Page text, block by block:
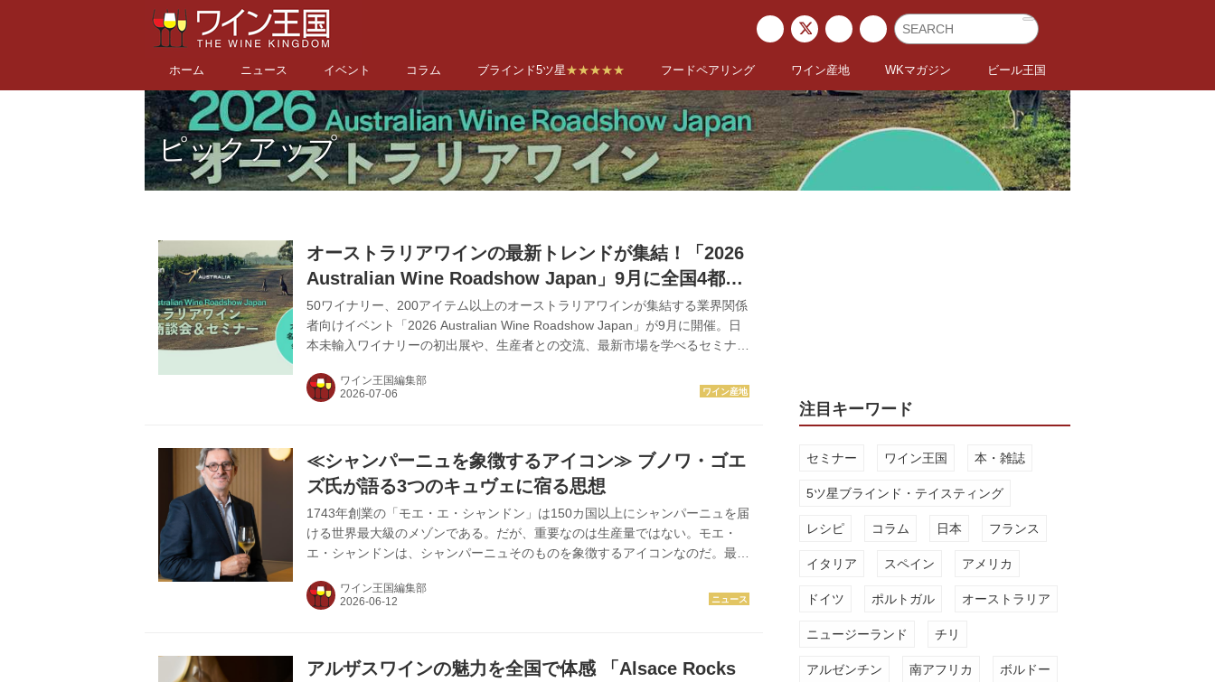
ホーム ニュース イベント コラム ブラインド5ツ星★★★★★ フードペアリング ワイン産地 WKマガジン ビール王国
ピックアップ
オーストラリアワインの最新トレンドが集結！「2026
Australian Wine Roadshow Japan」9月に全国4都市
で開催
50ワイナリー、200アイテム以上のオーストラリアワインが集結する業界関係
者向けイベント「2026 Australian Wine Roadshow Japan」が9月に開催。日
本未輸入ワイナリーの初出展や、生産者との交流、最新市場を学べるセミナー
「オーストラリアワイン試飲・商談会＆セミナー」が、大阪・東京・名古屋・
福岡の4都市で開催される。 50のワイナリーと23社の輸入企業が参加し、200
ワイン王国編集部
≪シャンパーニュを象徴するアイコン≫ ブノワ・ゴエ
ズ氏が語る3つのキュヴェに宿る思想
1743年創業の「モエ・エ・シャンドン」は150カ国以上にシャンパーニュを届
ける世界最大級のメゾンである。だが、重要なのは生産量ではない。モエ・
エ・シャンドンは、シャンパーニュそのものを象徴するアイコンなのだ。最高
き明かす。 ゴエズ氏が”孤島に持っていきたい“ 『モエ アンペリアル』 物語は
『モエ アンペリアル』から始まる。シャンパーニュを飲んだことがなくて
にアクセス...
ワイン王国編集部
アルザスワインの魅力を全国で体感 「Alsace Rocks
注目キーワード
セミナー ワイン王国 本・雑誌
5ツ星ブラインド・テイスティング
レシピ コラム 日本 フランス
イタリア スペイン アメリカ
ドイツ ポルトガル オーストラリア
ニュージーランド チリ
アルゼンチン 南アフリカ ボルドー